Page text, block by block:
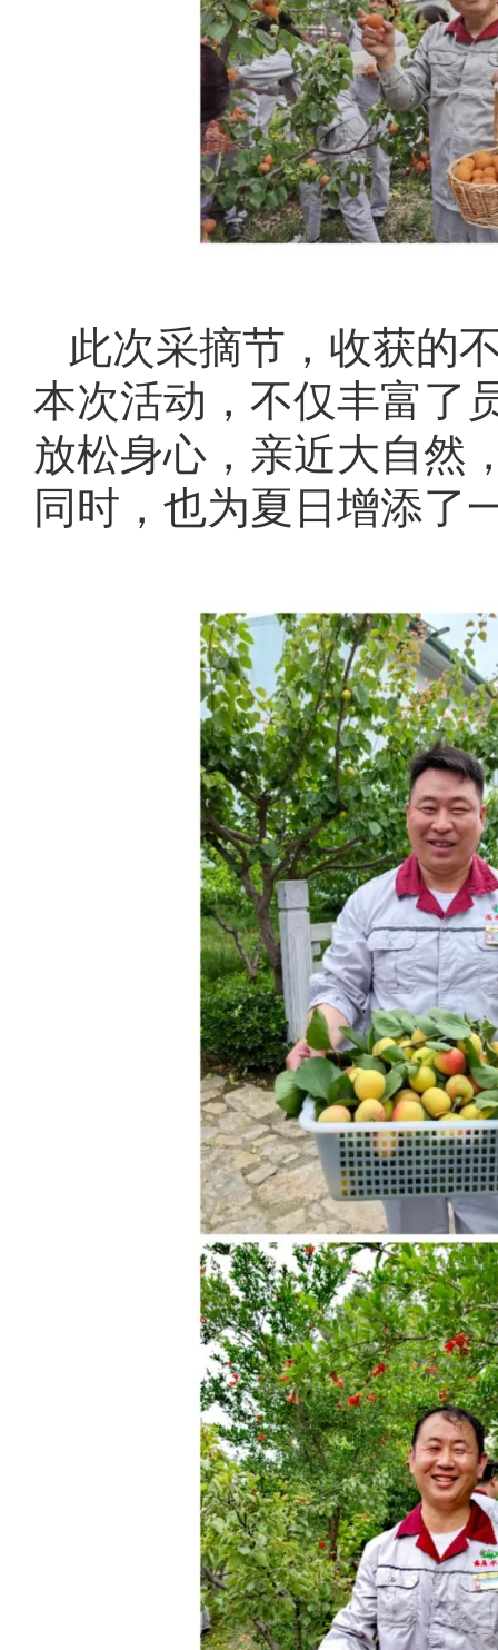
此次采摘节，收获的
本次活动，不仅丰富了
放松身心，亲近大自然
同时，也为夏日增添了